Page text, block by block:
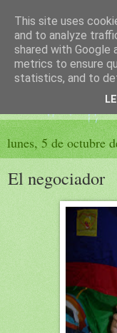
El sueño
PÁGINA LITERARIA
lunes, 5 de octubre
El negociador
This site uses
and to analyze
shared with Google
metrics to ensure
statistics, and to